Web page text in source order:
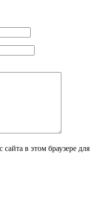
в этом браузере для